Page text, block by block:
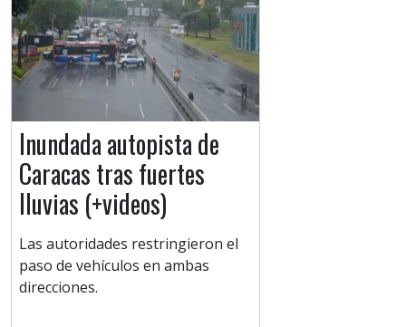
Inundada autopista de
Caracas tras fuertes
lluvias (+videos)
Las autoridades restringieron el
paso de vehículos en ambas
direcciones.